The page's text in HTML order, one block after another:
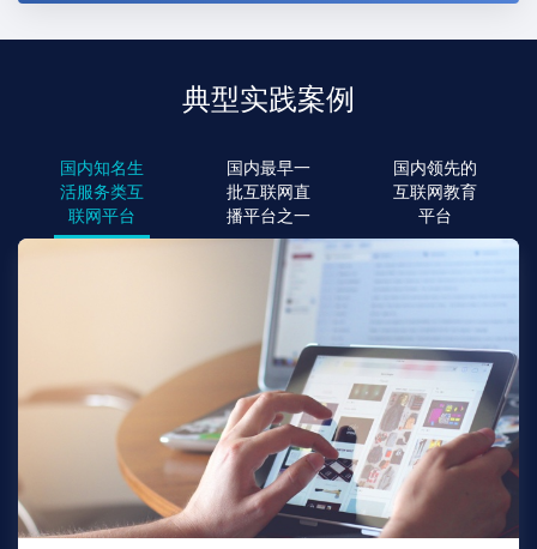
典型实践案例
国内知名生
活服务类互
联网平台
国内最早一
批互联网直
播平台之一
国内领先的
互联网教育
平台